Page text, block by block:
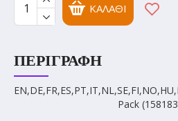
ΚΑΛΆΘΙ
ΠΕΡΙΓΡΑΦΉ
Pack